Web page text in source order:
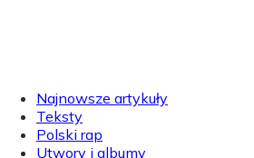
Najnowsze artykuły
Teksty
Polski rap
Utwory i albumy